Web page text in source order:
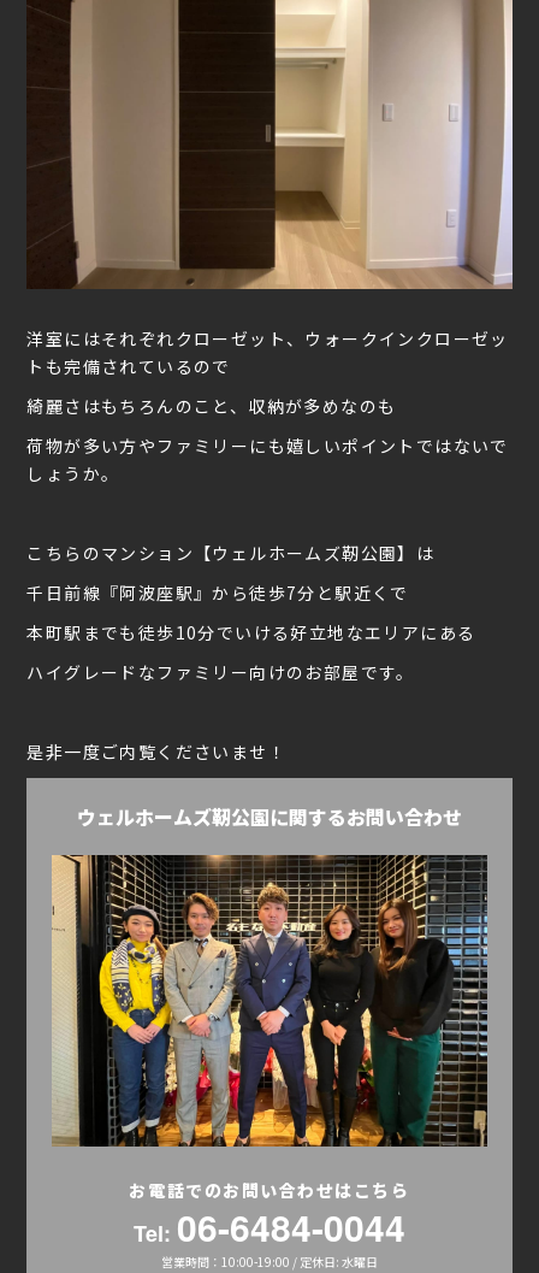
洋室にはそれぞれクローゼット、ウォークインクローゼッ
トも完備されているので
綺麗さはもちろんのこと、収納が多めなのも
荷物が多い方やファミリーにも嬉しいポイントではないで
しょうか。
こちらのマンション【ウェルホームズ靭公園】は
千日前線『阿波座駅』から徒歩7分と駅近くで
本町駅までも徒歩10分でいける好立地なエリアにある
ハイグレードなファミリー向けのお部屋です。
是非一度ご内覧くださいませ！
ウェルホームズ靭公園に関するお問い合わせ
お電話でのお問い合わせはこちら
Tel: 06-6484-0044
営業時間：10:00-19:00 / 定休日: 水曜日